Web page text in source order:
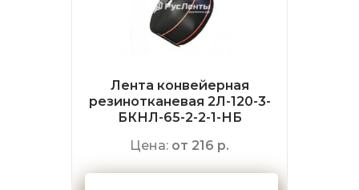
Лента конвейерная
резинотканевая 2Л-120-3-
БКНЛ-65-2-2-1-НБ
Цена: от 216 р.